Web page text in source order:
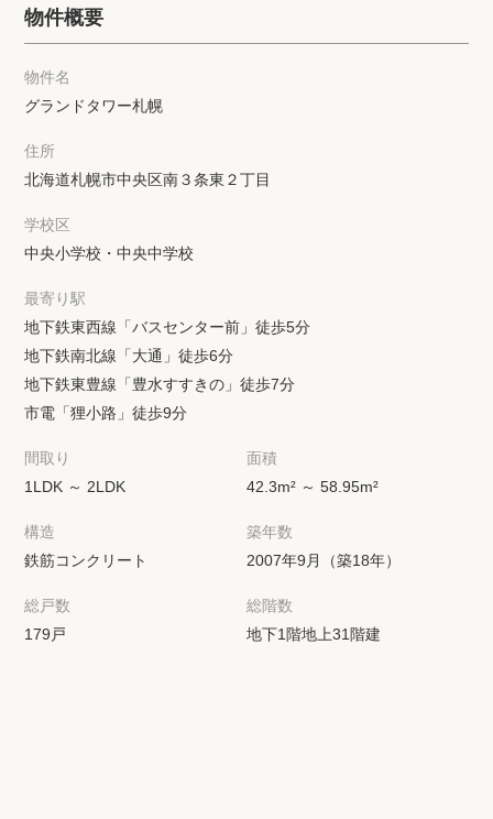
物件概要
物件名
グランドタワー札幌
住所
北海道札幌市中央区南３条東２丁目
学校区
中央小学校・中央中学校
最寄り駅
地下鉄東西線「バスセンター前」徒歩5分
地下鉄南北線「大通」徒歩6分
地下鉄東豊線「豊水すすきの」徒歩7分
市電「狸小路」徒歩9分
間取り
1LDK ～ 2LDK
面積
42.3m² ～ 58.95m²
構造
鉄筋コンクリート
築年数
2007年9月（築18年）
総戸数
179戸
総階数
地下1階地上31階建